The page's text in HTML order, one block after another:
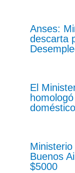
Anses:
descarta
El
Buenos
$5000